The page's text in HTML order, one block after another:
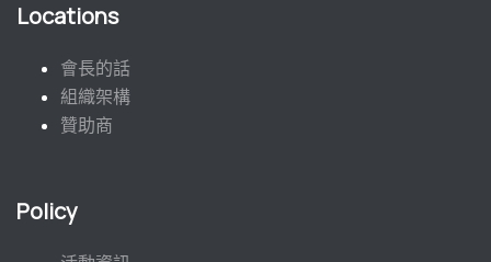
Locations
會長的話
組織架構
贊助商
Policy